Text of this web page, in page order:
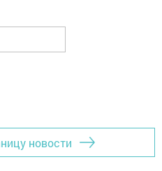
новости